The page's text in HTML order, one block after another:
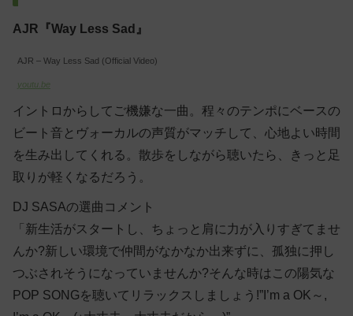
AJR『Way Less Sad』
AJR – Way Less Sad (Official Video)
youtu.be
イントロからしてご機嫌な一曲。程々のテンポにベースの
ビート音とヴォーカルの声質がマッチして、心地よい時間
を生み出してくれる。散歩をしながら聴いたら、きっと足
取りが軽くなるだろう。
DJ SASAの選曲コメント
「新生活がスタートし、ちょっと肩に力が入りすぎてませ
んか?新しい環境で仲間がなかなか出来ずに、孤独に押し
つぶされそうになっていませんか?そんな時はこの陽気な
POP SONGを聴いてリラックスしましょう!”I’m a OK～,